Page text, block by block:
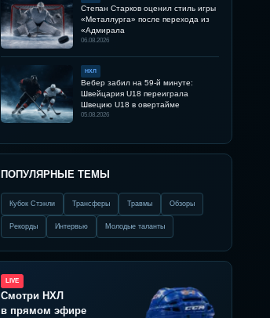
Степан Старков оценил стиль игры
«Металлурга» после перехода из
«Адмирала
06.08.2026
НХЛ
Вебер забил на 59-й минуте:
Швейцария U18 переиграла
Швецию U18 в овертайме
05.08.2026
ПОПУЛЯРНЫЕ ТЕМЫ
Кубок Стэнли Трансферы Травмы Обзоры
Рекорды Интервью Молодые таланты
LIVE
Смотри НХЛ
в прямом эфире